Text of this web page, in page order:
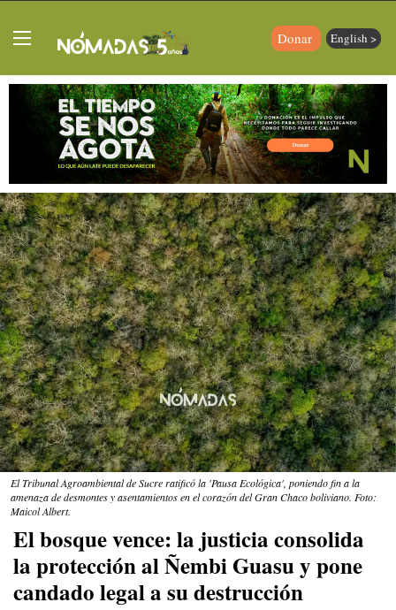
Donar English >
El Tribunal Agroambiental de Sucre ratificó la 'Pausa Ecológica', poniendo fin a la
amenaza de desmontes y asentamientos en el corazón del Gran Chaco boliviano. Foto:
Maicol Albert.
El bosque vence: la justicia consolida
la protección al Ñembi Guasu y pone
candado legal a su destrucción